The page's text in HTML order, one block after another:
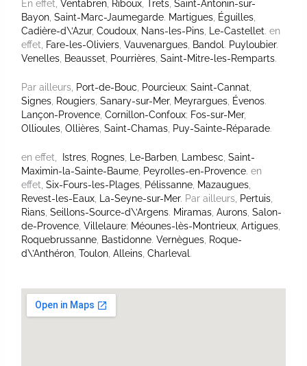
En effet,Ventabren Riboux Trets ,Saint-Antonin-sur-
Bayon ,Saint-Marc-Jaumegarde. Martigues Éguilles
Cadière-d\’Azur,Coudoux Nans-les-Pins Le-Castellet. en
effet,
Fare-les-Oliviers ,Vauvenargues Bandol . Puyloubier.
Venelles Beausset Pourrières ,Saint-Mitre-les-Remparts.
Par ailleurs, Port-de-Bouc Pourcieux;Saint-Cannat
Signes Rougiers ,Sanary-sur-Mer, Meyrargues Évenos.
Lançon-Provence ,Cornillon-Confoux; Fos-sur-Mer,
Ollioules ,Ollières ,Saint-Chamas Puy-Sainte-Réparade.
en effet, Istres Rognes Le-Barben Lambesc ,Saint-
Maximin-la-Sainte-Baume Peyrolles-en-Provence. en
effet,Six-Fours-les-Plages Pélissanne Mazaugues
Revest-les-Eaux La-Seyne-sur-Mer. Par ailleurs, Pertuis
Rians ,Seillons-Source-d\’Argens. Miramas ,Aurons ,Salon-
de-Provence ,Villelaure; Méounes-lès-Montrieux ,Artigues
Roquebrussanne Bastidonne.Vernègues Roque-
d\’Anthéron ,Toulon ,Alleins ,Charleval.